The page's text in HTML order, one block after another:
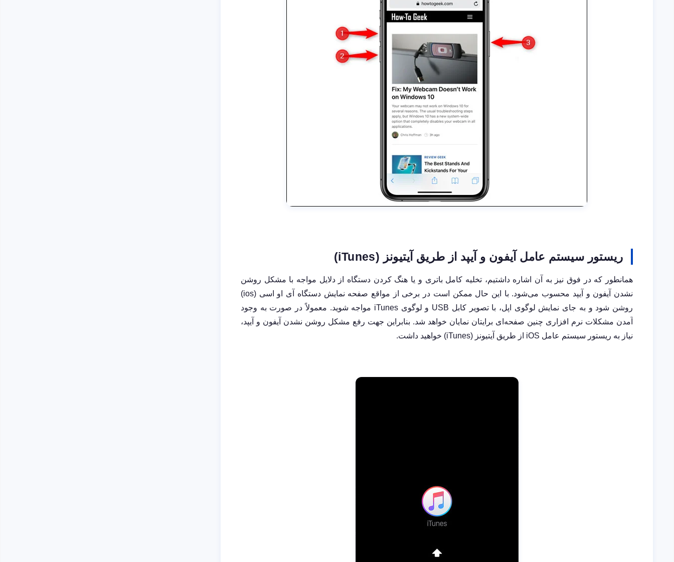
ریستور سیستم عامل آیفون و آیپد از طریق آیتیونز (iTunes)
همانطور که در فوق نیز به آن اشاره داشتیم، تخلیه کامل باتری و یا هنگ کردن دستگاه از دلایل مواجه با مشکل روشن
نشدن آیفون و آیپد محسوب می‌شود. با این حال ممکن است در برخی از مواقع صفحه نمایش دستگاه آی او اسی (ios)
روشن شود و به جای نمایش لوگوی اپل، با تصویر کابل USB و لوگوی iTunes مواجه شوید. معمولاً در صورت به وجود
آمدن مشکلات نرم افزاری چنین صفحه‌ای برایتان نمایان خواهد شد. بنابراین جهت رفع مشکل روشن نشدن آیفون و آیپد،
نیاز به ریستور سیستم عامل iOS از طریق آیتیونز (iTunes) خواهید داشت.